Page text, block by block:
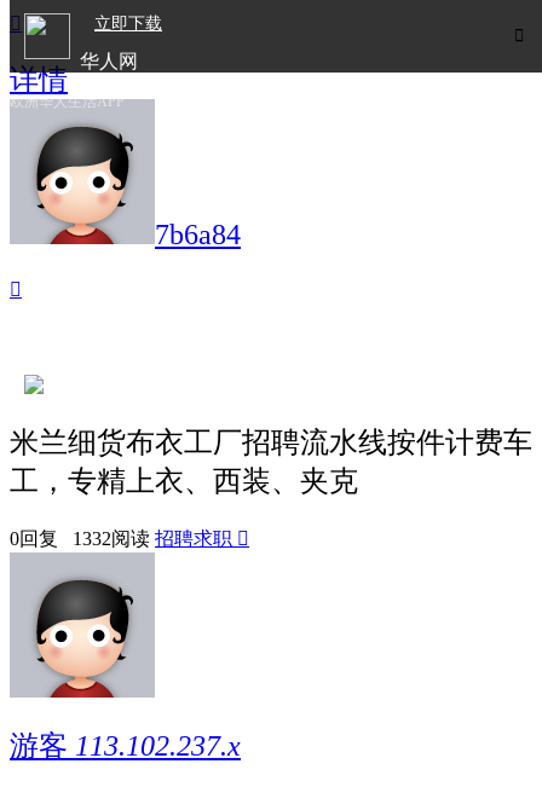

立即下载
华人网
欧洲华人生活APP

详情
7b6a84

米兰细货布衣工厂招聘流水线按件计费车
工，专精上衣、西装、夹克
0回复 1332阅读 招聘求职 
游客 113.102.237.x